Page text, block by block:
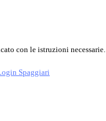
con le istruzioni necessarie.
Spaggiari